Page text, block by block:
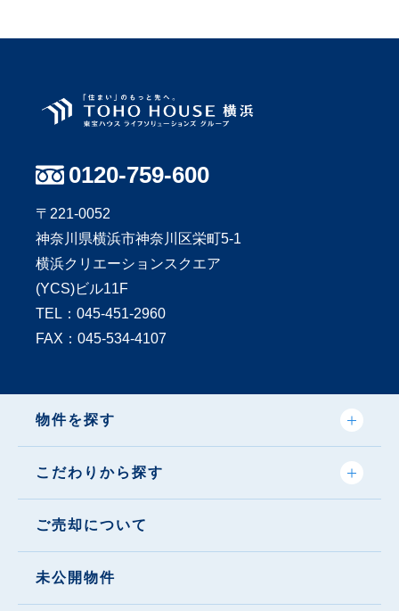
0120-759-600
〒221-0052
神奈川県横浜市神奈川区栄町5-1
横浜クリエーションスクエア
(YCS)ビル11F
TEL： 045-451-2960
FAX：045-534-4107
物件を探す
こだわりから探す
ご売却について
未公開物件